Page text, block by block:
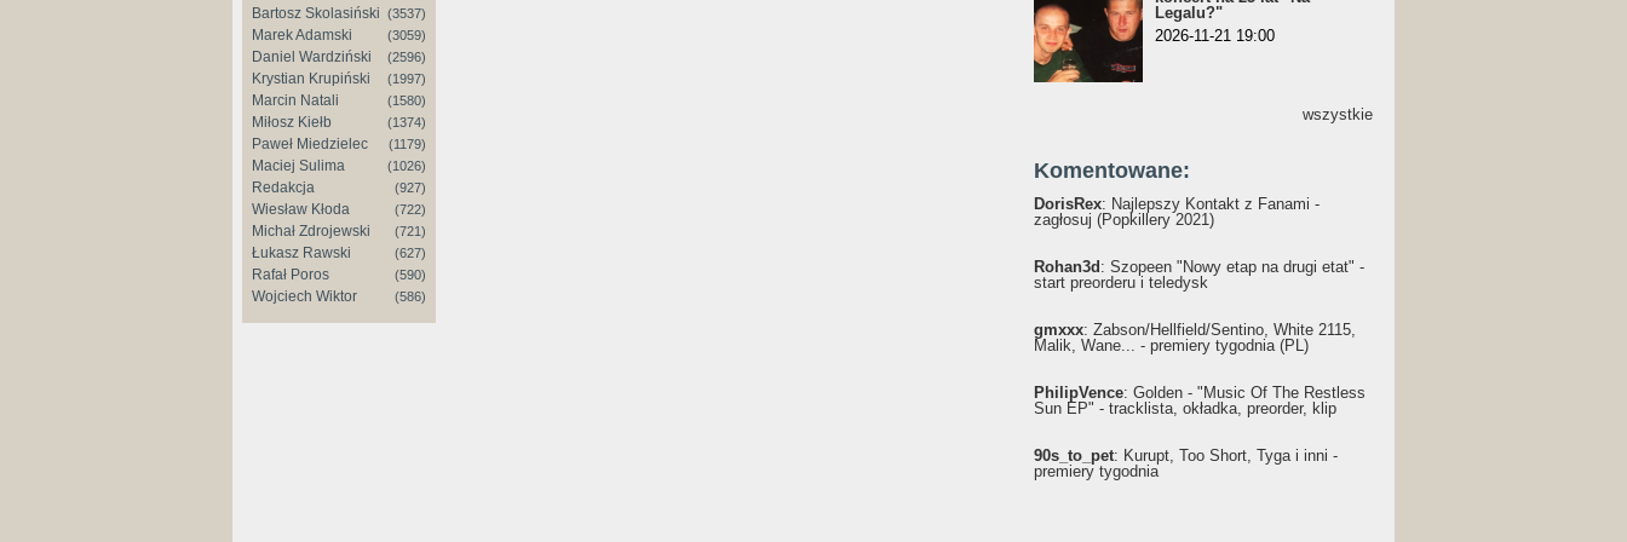
Bartosz Skolasiński (3537)
Marek Adamski (3059)
Daniel Wardziński (2596)
Krystian Krupiński (1997)
Marcin Natali (1580)
Miłosz Kiełb (1374)
Paweł Miedzielec (1179)
Maciej Sulima (1026)
Redakcja (927)
Wiesław Kłoda (722)
Michał Zdrojewski (721)
Łukasz Rawski (627)
Rafał Poros (590)
Wojciech Wiktor (586)
Legalu?"
2026-11-21 19:00
wszystkie
Komentowane:
DorisRex: Najlepszy Kontakt z Fanami -
zagłosuj (Popkillery 2021)
Rohan3d : Szopeen "Nowy etap na drugi etat" -
start preorderu i teledysk
gmxxx: Żabson/Hellfield/Sentino, White 2115,
Malik, Wane... - premiery tygodnia (PL)
PhilipVence: Golden - "Music Of The Restless
Sun EP" - tracklista, okładka, preorder, klip
90s_to_pet: Kurupt, Too Short, Tyga i inni -
premiery tygodnia